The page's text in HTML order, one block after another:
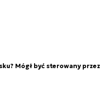
Mógł być sterowany przez